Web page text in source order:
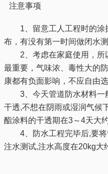
注意事项
1、留意工人工程时的涂
布，有没有第一时间做闭水测
2、考虑在家庭使用，所
最重要，气味浓、毒性大的
康都有负面影响，不应自由选
3、今天管道防水材料一
干透,不想在阴雨或湿润气候
酯涂料的干透期在3～4天大约
4、防水工程完毕后,要将
注水测试,注水高度在20kg大